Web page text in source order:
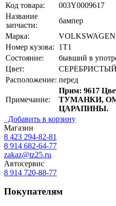
Код товара:
003Y0009617
Название
запчасти:
бампер
Марка:
Номер кузова:
1T1
Состояние:
бывший в
Цвет:
СЕРЕБРИСТЫЙ
Расположение: перед
Примечание:
Прим: 9617
ТУМАНКИ,
ЦАРАПИНЫ.
Добавить в корзину
Магазин
8 423 294-82-81
8 914 682-64-77
zakaz@tz25.ru
Автосервис
8 914 720-88-77
Покупателям